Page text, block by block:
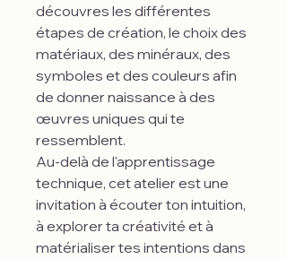
découvres les différentes
étapes de création, le choix des
matériaux, des minéraux, des
symboles et des couleurs afin
de donner naissance à des
œuvres uniques qui te
ressemblent.
Au-delà de l'apprentissage
technique, cet atelier est une
invitation à écouter ton intuition,
à explorer ta créativité et à
matérialiser tes intentions dans